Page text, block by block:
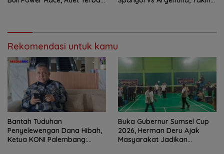
Rekomendasi untuk kamu
Bantah Tuduhan
Penyelewengan Dana Hibah,
Ketua KONI Palembang:
Buka Gubernur Sumsel Cup
2026, Herman Deru Ajak
Masyarakat Jadikan